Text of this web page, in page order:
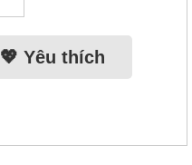
💖 Yêu thích